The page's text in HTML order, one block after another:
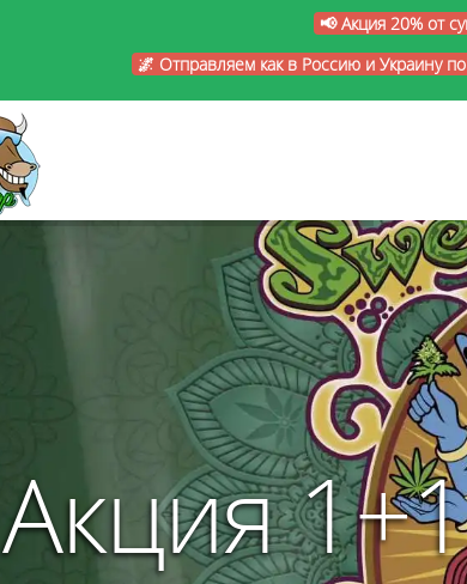
📢 Акция 20% от
🌌 Отправляем как в Россию и Украину
Акция